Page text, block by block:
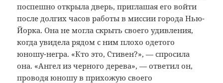
поспешно открыла дверь, приглашая его войти
после долгих часов работы в миссии города Нью-
Йорка. Она не могла скрыть своего удивления,
когда увидела рядом с ним плохо одетого
юношу-негра. «Кто это, Стивен?», — спросила
она. «Ангел из черного дерева», — ответил он,
проводя юношу в прихожую своего